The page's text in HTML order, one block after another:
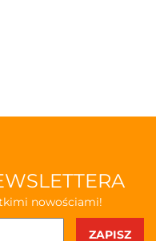
nowościami!